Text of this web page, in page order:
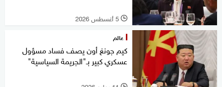
l 5 أغسطس 2026
عالم
كيم جونغ أون يصف فساد مسؤول
عسكري كبير بـ"الجريمة السياسية"